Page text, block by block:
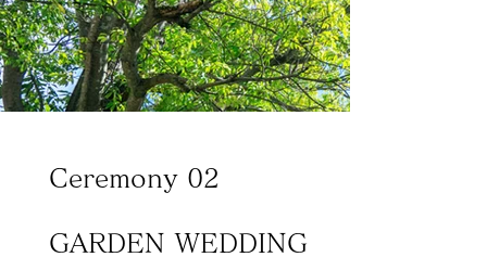
GARDEN WEDDING
​Ceremony 02